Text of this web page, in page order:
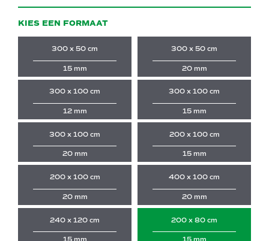
KIES EEN FORMAAT
300 x 50 cm
15 mm
300 x 50 cm
20 mm
300 x 100 cm
12 mm
300 x 100 cm
15 mm
300 x 100 cm
20 mm
200 x 100 cm
15 mm
200 x 100 cm
20 mm
400 x 100 cm
20 mm
240 x 120 cm 200 x 80 cm